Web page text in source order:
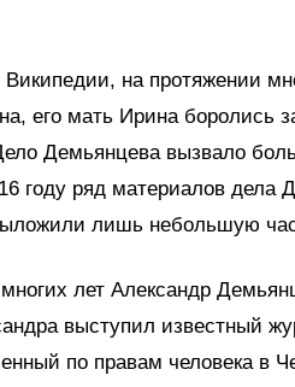
на протяжении
его мать Ирина боролись
Демьянцева вызвало
году ряд материалов дела
лишь небольшую
лет Александр
выступил известный
по правам человека в